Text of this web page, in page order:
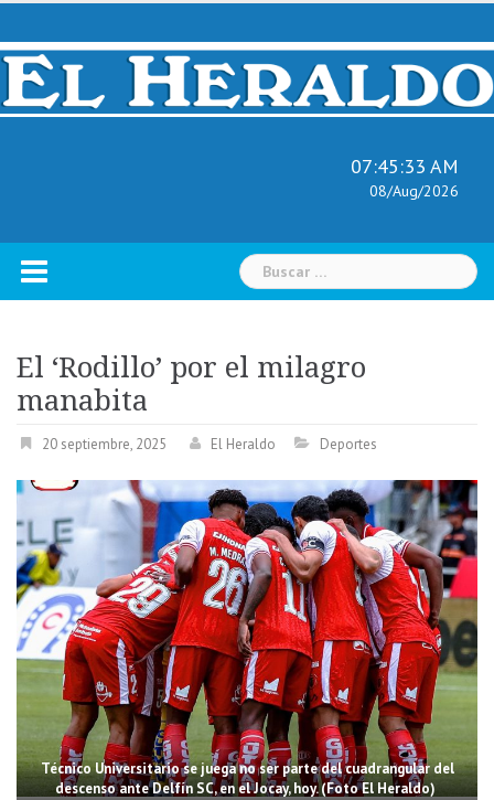
Skip
content
07:45:34 AM
08/Aug/2026
Buscar:
El ‘Rodillo’ por el milagro
manabita
20 septiembre, 2025 El Heraldo Deportes
Técnico Universitario se juega no ser parte del cuadrangular del
descenso ante Delfín SC, en el Jocay, hoy. (Foto El Heraldo)